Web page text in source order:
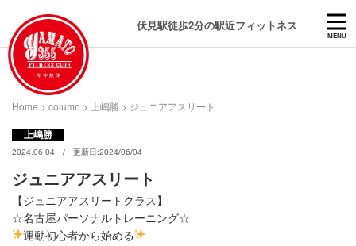
伏見駅徒歩2分の駅近フィットネス
MENU
Home > column > 上嶋勝 > ジュニアアスリート
上嶋勝
2024.06.04 / 更新日:2024/06/04
ジュニアアスリート
【ジュニアアスリートクラス】
☆名古屋パーソナルトレーニング☆
運動初心者から始める